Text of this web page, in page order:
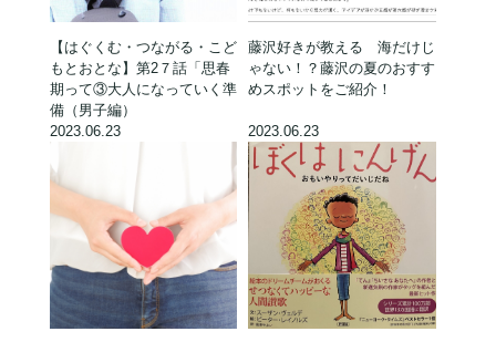
【はぐくむ・つながる・こど
もとおとな】第2７話「思春
期って③大人になっていく準
備（男子編）
2023.06.23
藤沢好きが教える 海だけじ
ゃない！？藤沢の夏のおすす
めスポットをご紹介！
2023.06.23